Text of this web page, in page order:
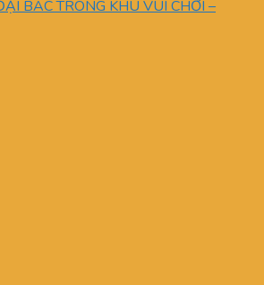
BÁC TRONG KHU VUI CHƠI –